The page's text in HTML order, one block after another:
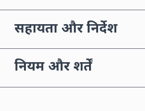
सहायता और निर्देश
नियम और शर्तें